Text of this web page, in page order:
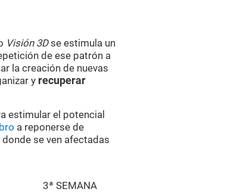
Visión 3Dse estimula un
de ese patrón a
la creación de nuevas
y recuperar
estimular el potencial
a reponerse de
se ven afectadas
3ª SEMANA